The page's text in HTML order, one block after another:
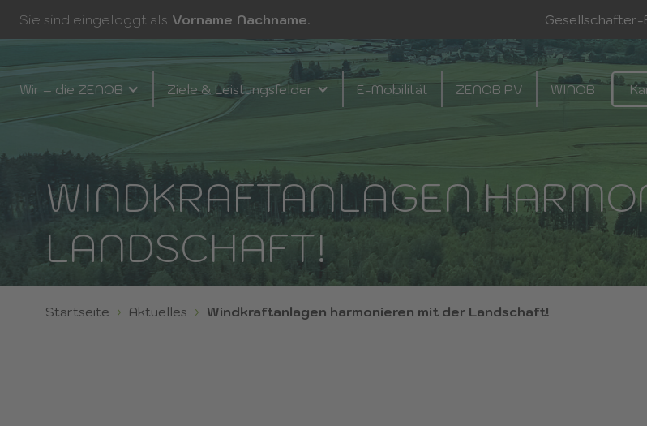
Sie sind eingeloggt als Vorname Nachname. Gesellschafter-
Wir – die ZENOB Ziele & Leistungsfelder E-Mobilität ZENOB PV WINOB
WINDKRAFTANLAGEN
LANDSCHAFT!
Startseite Aktuelles Windkraftanlagen harmonieren mit der Landschaft!